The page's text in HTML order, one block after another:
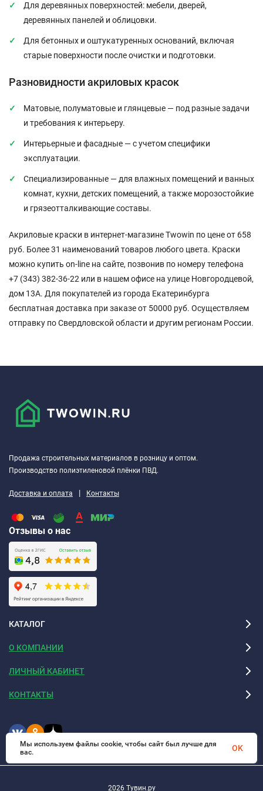
Для деревянных поверхностей: мебели, дверей,
деревянных панелей и облицовки.
Для бетонных и оштукатуренных оснований, включая
старые поверхности после очистки и подготовки.
Разновидности акриловых красок
Матовые, полуматовые и глянцевые — под разные задачи
и требования к интерьеру.
Интерьерные и фасадные — с учетом специфики
эксплуатации.
Специализированные — для влажных помещений и ванных
комнат, кухни, детских помещений, а также морозостойкие
и грязеотталкивающие составы.
Акриловые краски в интернет-магазине Twowin по цене от 658
руб. Более 31 наименований товаров любого цвета. Краски
можно купить on-line на сайте, позвонив по номеру телефона
+7 (343) 382-36-22 или в нашем офисе на улице Новгородцевой,
дом 13А. Для покупателей из города Екатеринбурга
бесплатная доставка при заказе от 50000 руб. Осуществляем
отправку по Свердловской области и другим регионам России.
Продажа строительных материалов в розницу и оптом.
Производство полиэтиленовой плёнки ПВД.
Доставка и оплата | Контакты
Отзывы о нас
КАТАЛОГ
О КОМПАНИИ
ЛИЧНЫЙ КАБИНЕТ
КОНТАКТЫ
2026 Тувин.ру
Мы используем файлы cookie, чтобы сайт был лучше для
вас.
OK